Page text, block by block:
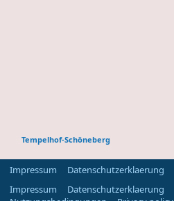
Tempelhof-Schöneberg
Impressum Datenschutzerklaerung
Impressum
Datenschutzerklaerung